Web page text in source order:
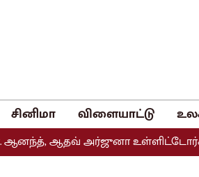
சினிமா விளையாட்டு
ஆதவ் அர்ஜுனா உள்ளிட்டோர்க்கு